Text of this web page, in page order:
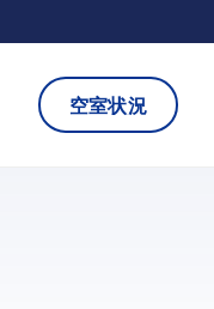
空室状況